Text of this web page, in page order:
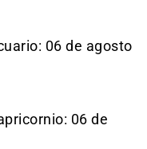
06 de agosto
06 de